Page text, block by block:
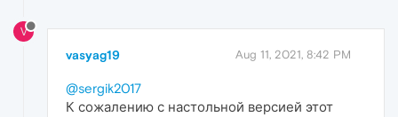
V
vasyag19 Aug 11, 2021, 8:42 PM
@sergik2017
К сожалению с настольной версией этот